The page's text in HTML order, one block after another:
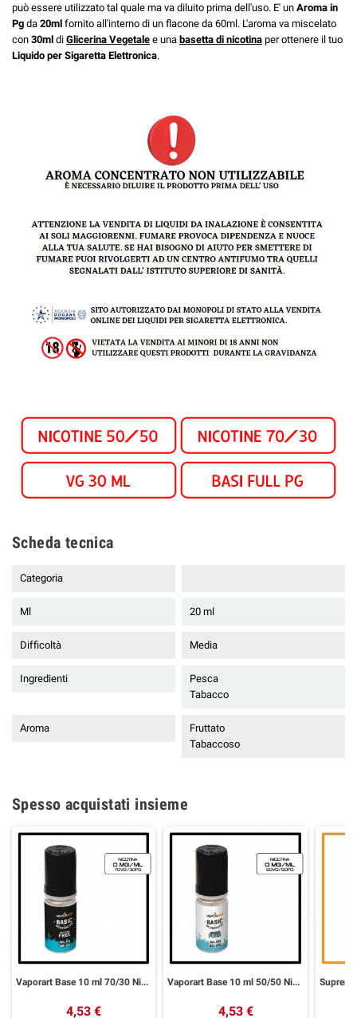
può essere utilizzato tal quale ma va diluito prima dell'uso. E' un Aroma in
Pg da 20ml fornito all'interno di un flacone da 60ml. L'aroma va miscelato
con 30ml di Glicerina Vegetale e una basetta di nicotina per ottenere il tuo
Liquido per Sigaretta Elettronica.
Scheda tecnica
Categoria
Ml 20 ml
Difficoltà Media
Ingredienti
Pesca
Tabacco
Aroma
Fruttato
Tabaccoso
Spesso acquistati insieme
Vaporart Base 10 ml 70/30 Nicotina
4,53 €
Vaporart Base 10 ml 50/50 Nicotina
4,53 €